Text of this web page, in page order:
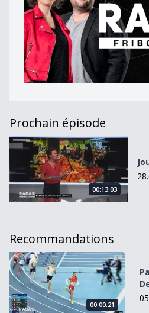
Prochain épisode
Journal du 28 août 2020
00:13:03
Recommandations
Pas demi-finale pour Devantay
00:00:21